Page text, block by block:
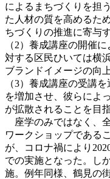
によるまちづくりを担
た人材の質を高めるた
ちづくりの推進に寄与す
（2）養成講座の開催
対する区民ひいては横
ブランドイメージの向
（3）養成講座の受講
を増加させ、彼らによ
が拡散されることを目指
座学のみではなく、
ワークショップである
が、コロナ禍により
での実施となった。し
施。例年同様、鶴見の